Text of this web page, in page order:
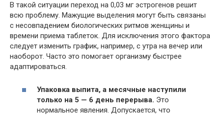
В такой ситуации переход на 0,03 мг эстрогенов решит
всю проблему. Мажущие выделения могут быть связаны
с несовпадением биологических ритмов женщины и
времени приема таблеток. Для исключения этого фактора
следует изменить график, например, с утра на вечер или
наоборот. Часто это помогает организму быстрее
адаптироваться.
Упаковка выпита, а месячные наступили
только на 5 — 6 день перерыва. Это
нормальное явления. Допускается, что